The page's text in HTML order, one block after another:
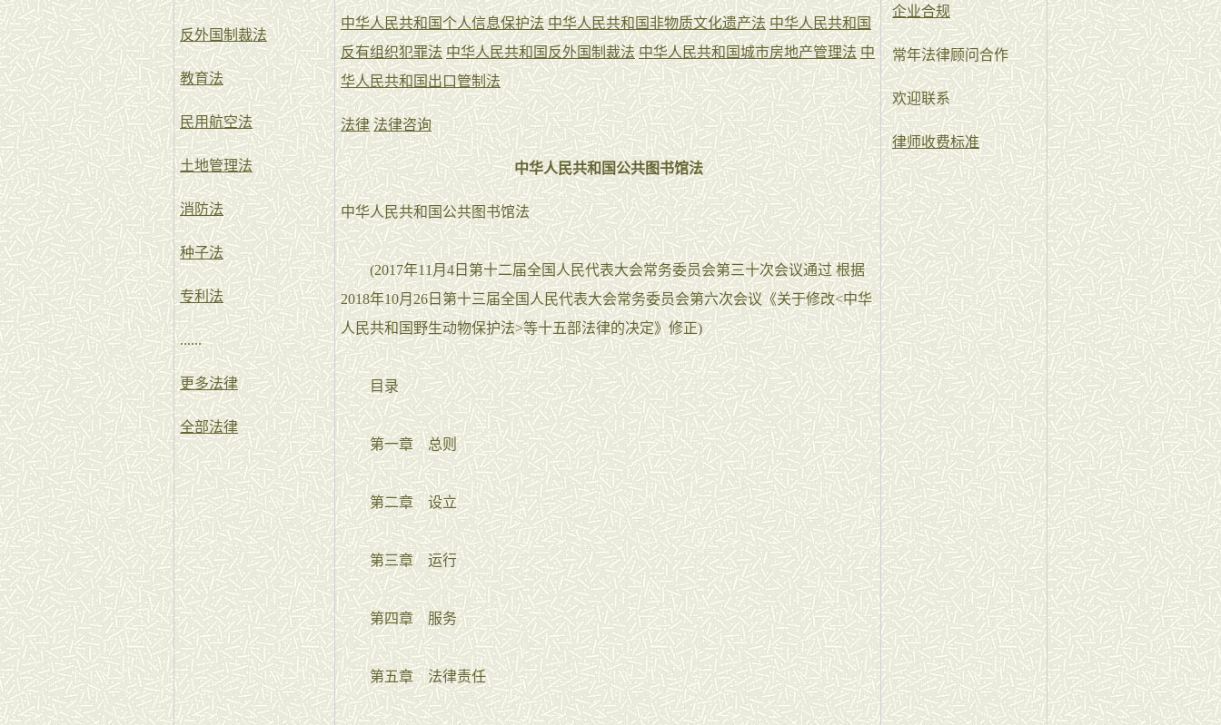
反外国制裁法
教育法
民用航空法
土地管理法
消防法
种子法
专利法
......
更多法律
全部法律
中华人民共和国个人信息保护法 中华人民共和国非物质文化遗产法 中华人民共和国
反有组织犯罪法 中华人民共和国反外国制裁法 中华人民共和国城市房地产管理法 中
华人民共和国出口管制法
法律 法律咨询
中华人民共和国公共图书馆法
中华人民共和国公共图书馆法
(2017年11月4日第十二届全国人民代表大会常务委员会第三十次会议通过 根据
2018年10月26日第十三届全国人民代表大会常务委员会第六次会议《关于修改<中华
人民共和国野生动物保护法>等十五部法律的决定》修正)
目录
第一章 总则
第二章 设立
第三章 运行
第四章 服务
第五章 法律责任
企业合规
常年法律顾问合作
欢迎联系
律师收费标准